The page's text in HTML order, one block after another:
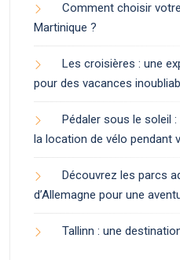
Comment choisir
Martinique ?
Les croisières : une
pour des vacances
Pédaler sous le soleil
la location de vélo pendant
Découvrez les parcs
d’Allemagne pour une
Tallinn : une